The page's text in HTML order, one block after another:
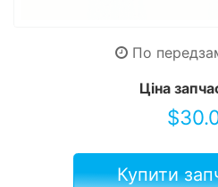
По
Ціна
$
Купити